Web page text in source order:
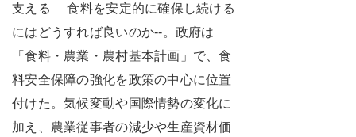
支える 食料を安定的に確保し続ける
にはどうすれば良いのか--。政府は
「食料・農業・農村基本計画」で、食
料安全保障の強化を政策の中心に位置
付けた。気候変動や国際情勢の変化に
加え、農業従事者の減少や生産資材価